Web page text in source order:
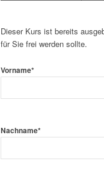
Dieser Kurs ist bereits
für Sie frei werden sollte.
Vorname*
Nachname*